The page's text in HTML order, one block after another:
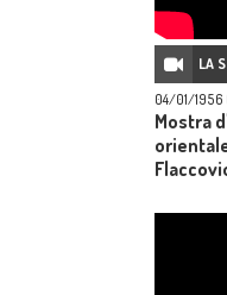
LA
04/01/1956
Mostra